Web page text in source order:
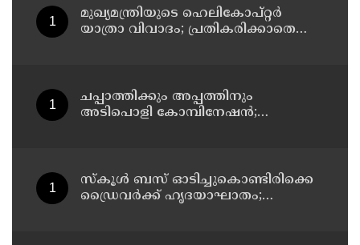
മുഖ്യമന്ത്രിയുടെ ഹെലികോപ്റ്റര്‍
യാത്രാ വിവാദം; പ്രതികരിക്കാതെ
ചപ്പാത്തിക്കും അപ്പത്തിനും
അടിപൊളി കോമ്പിനേഷൻ;
സ്കൂൾ ബസ് ഓടിച്ചുകൊണ്ടിരിക്കെ
ഡ്രൈവർക്ക് ഹൃദയാഘാതം;